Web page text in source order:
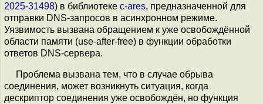
2025-31498) в библиотеке c-ares, предназначенной для
отправки DNS-запросов в асинхронном режиме.
Уязвимость вызвана обращением к уже освобождённой
области памяти (use-after-free) в функции обработки
ответов DNS-сервера.
Проблема вызвана тем, что в случае обрыва
соединения, может возникнуть ситуация, когда
дескриптор соединения уже освобождён, но функция